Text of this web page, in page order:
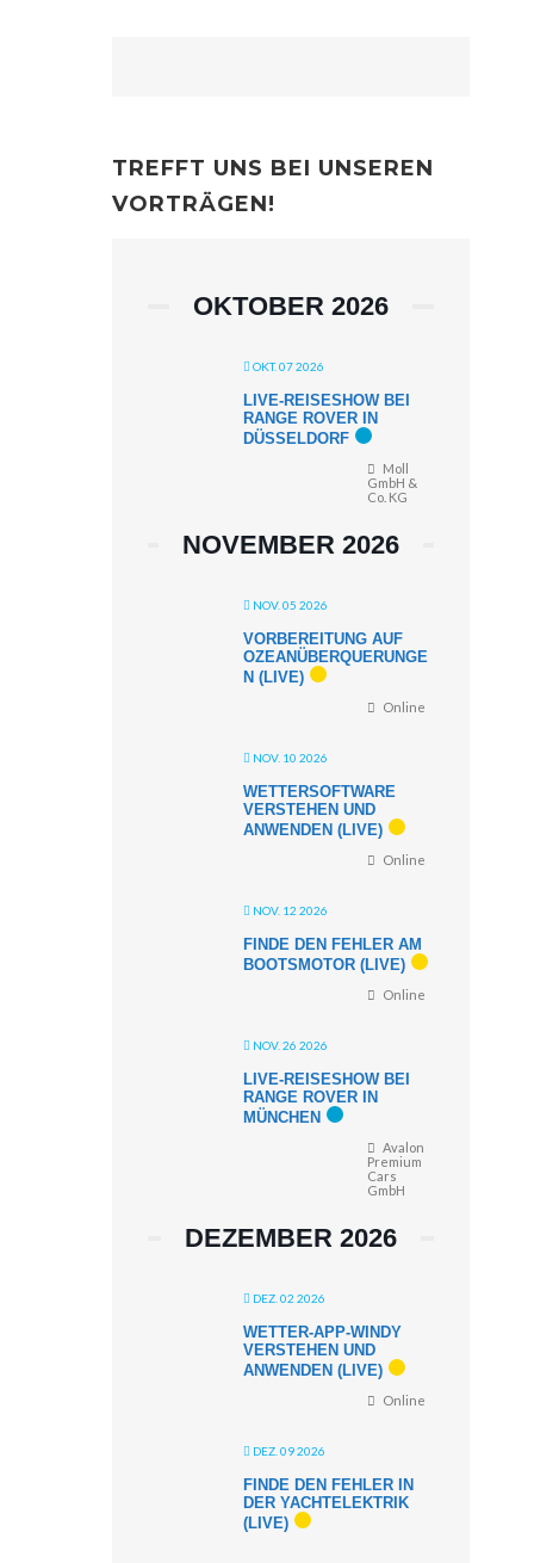
TREFFT UNS BEI UNSEREN
VORTRÄGEN!
OKTOBER 2026
OKT. 07 2026
LIVE-REISESHOW BEI
RANGE ROVER IN
DÜSSELDORF
Moll
GmbH &
Co. KG
NOVEMBER 2026
NOV. 05 2026
VORBEREITUNG AUF
OZEANÜBERQUERUNGE
N (LIVE)
Online
NOV. 10 2026
WETTERSOFTWARE
VERSTEHEN UND
ANWENDEN (LIVE)
Online
NOV. 12 2026
FINDE DEN FEHLER AM
BOOTSMOTOR (LIVE)
Online
NOV. 26 2026
LIVE-REISESHOW BEI
RANGE ROVER IN
MÜNCHEN
Avalon
Premium
Cars
GmbH
DEZEMBER 2026
DEZ. 02 2026
WETTER-APP-WINDY
VERSTEHEN UND
ANWENDEN (LIVE)
Online
DEZ. 09 2026
FINDE DEN FEHLER IN
DER YACHTELEKTRIK
(LIVE)